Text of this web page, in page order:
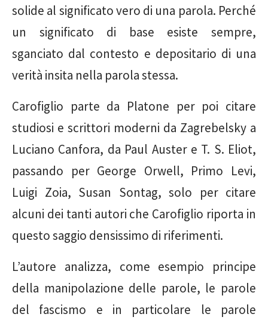
solide al significato vero di una parola. Perché
un significato di base esiste sempre,
sganciato dal contesto e depositario di una
verità insita nella parola stessa.
Carofiglio parte da Platone per poi citare
studiosi e scrittori moderni da Zagrebelsky a
Luciano Canfora, da Paul Auster e T. S. Eliot,
passando per George Orwell, Primo Levi,
Luigi Zoia, Susan Sontag, solo per citare
alcuni dei tanti autori che Carofiglio riporta in
questo saggio densissimo di riferimenti.
L’autore analizza, come esempio principe
della manipolazione delle parole, le parole
del fascismo e in particolare le parole